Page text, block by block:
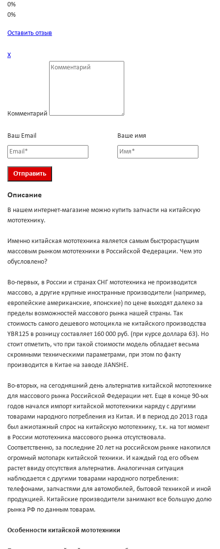
0%
0%
Оставить отзыв
Х
Комментарий
Ваш Email Ваше имя
Описание
В нашем интернет-магазине можно купить запчасти на китайскую
мототехнику.
Именно китайская мототехника является самым быстрорастущим
массовым рынком мототехники в Российской Федерации. Чем это
обусловлено?
Во-первых, в России и странах СНГ мототехника не производится
массово, а другие крупные иностранные производители (например,
европейские американские, японские) по цене выходят далеко за
пределы возможностей массового рынка нашей страны. Так
стоимость самого дешевого мотоцикла не китайского производства
YBR125 в розницу составляет 160 000 руб. (при курсе доллара 63). Но
стоит отметить, что при такой стоимости модель обладает весьма
скромными техническими параметрами, при этом по факту
производится в Китае на заводе JIANSHE.
Во-вторых, на сегодняшний день альтернатив китайской мототехнике
для массового рынка Российской Федерации нет. Еще в конце 90-ых
годов начался импорт китайской мототехники наряду с другими
товарами народного потребления из Китая. И в период до 2013 года
был ажиотажный спрос на китайскую мототехнику, т.к. на тот момент
в России мототехника массового рынка отсутствовала.
Соответственно, за последние 20 лет на российском рынке накопился
огромный мотопарк китайской техники. И каждый год его объем
растет ввиду отсутствия альтернатив. Аналогичная ситуация
наблюдается с другими товарами народного потребления:
телефонами, запчастями для автомобилей, бытовой техникой и иной
продукцией. Китайские производители занимают все большую долю
рынка РФ по данным товарам.
Особенности китайской мототехники